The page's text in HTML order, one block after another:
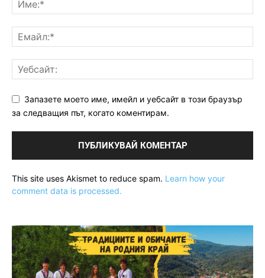
Запазете моето име, имейл и уебсайт в този браузър
за следващия път, когато коментирам.
This site uses Akismet to reduce spam. Learn how your
comment data is processed.